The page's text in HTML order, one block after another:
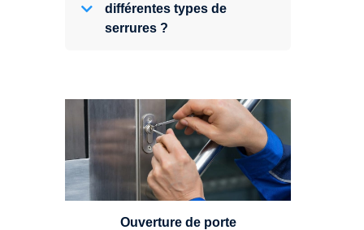
différentes types de
serrures ?
Vous avez perdu vos clés ou la
porte s'est refermée derrière vous
? Un serrurier est disponible
24h/7.
Ouverture de porte